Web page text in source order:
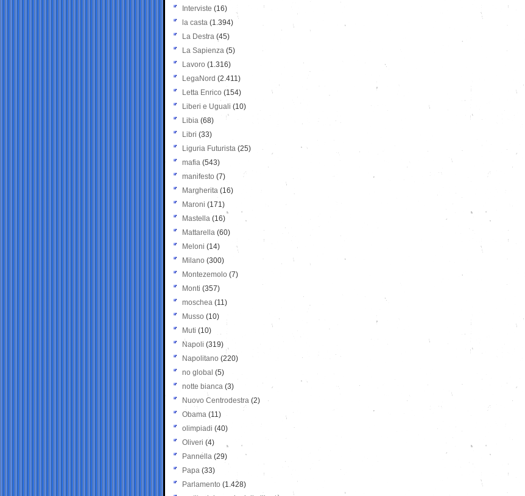
Interviste (16)
la casta (1.394)
La Destra (45)
La Sapienza (5)
Lavoro (1.316)
LegaNord (2.411)
Letta Enrico (154)
Liberi e Uguali (10)
Libia (68)
Libri (33)
Liguria Futurista (25)
mafia (543)
manifesto (7)
Margherita (16)
Maroni (171)
Mastella (16)
Mattarella (60)
Meloni (14)
Milano (300)
Montezemolo (7)
Monti (357)
moschea (11)
Musso (10)
Muti (10)
Napoli (319)
Napolitano (220)
no global (5)
notte bianca (3)
Nuovo Centrodestra (2)
Obama (11)
olimpiadi (40)
Oliveri (4)
Pannella (29)
Papa (33)
Parlamento (1.428)